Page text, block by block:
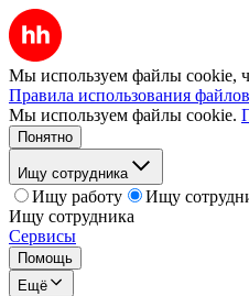
Мы используем файлы cookie,
Правила использования
Мы используем файлы cookie.
Понятно
Ищу сотрудника
Ищу работу
Ищу
Ищу сотрудника
Сервисы
Помощь
Ещё